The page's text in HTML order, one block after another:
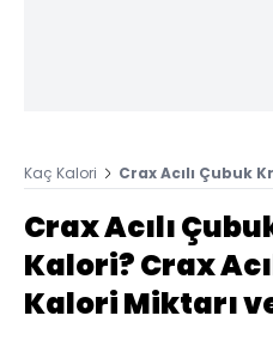
Kaç Kalori Crax Acılı Çubuk
Crax Acılı
Kalori? Crax
Kalori Miktarı